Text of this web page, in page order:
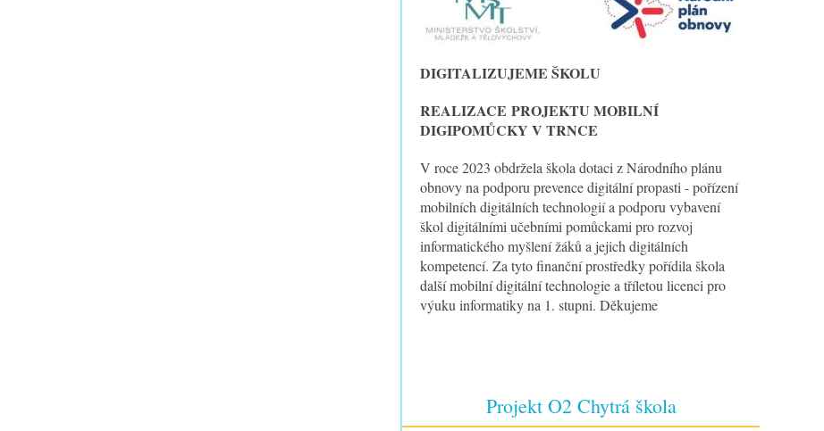
DIGITALIZUJEME ŠKOLU
REALIZACE PROJEKTU MOBILNÍ
DIGIPOMŮCKY V TRNCE
V roce 2023 obdržela škola dotaci z Národního plánu
obnovy na podporu prevence digitální propasti - pořízení
mobilních digitálních technologií a podporu vybavení
škol digitálními učebními pomůckami pro rozvoj
informatického myšlení žáků a jejich digitálních
kompetencí. Za tyto finanční prostředky pořídila škola
další mobilní digitální technologie a tříletou licenci pro
výuku informatiky na 1. stupni. Děkujeme
Projekt O2 Chytrá škola